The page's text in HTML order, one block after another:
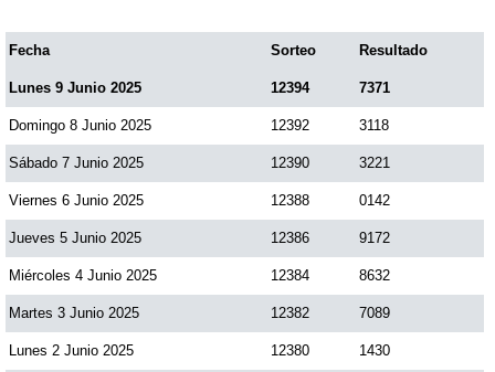
Paisita 3
Pick 3 Día
Pick 3 Noche
Pick 4 Día
Pick 4 Noche
Pijao de Oro
Fecha Sorteo Resultado
Lunes 9 Junio 2025 12394 7371
Domingo 8 Junio 2025 12392 3118
Sábado 7 Junio 2025 12390 3221
Viernes 6 Junio 2025 12388 0142
Jueves 5 Junio 2025 12386 9172
Miércoles 4 Junio 2025 12384 8632
Martes 3 Junio 2025 12382 7089
Lunes 2 Junio 2025 12380 1430